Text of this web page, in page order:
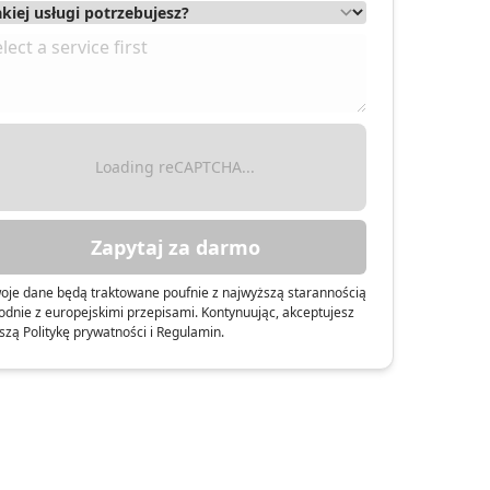
Loading reCAPTCHA...
Zapytaj za darmo
dane będą traktowane poufnie z najwyższą starannością
z europejskimi przepisami. Kontynuując, akceptujesz
Politykę prywatności i Regulamin.